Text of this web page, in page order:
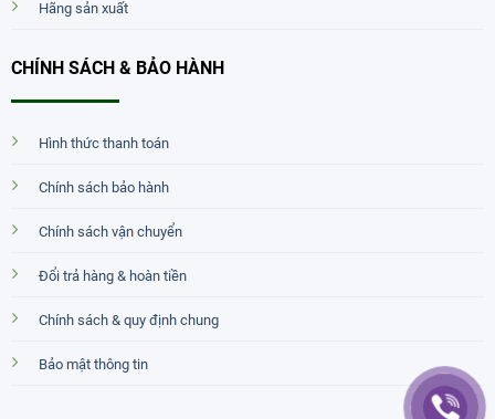
Hãng sản xuất
CHÍNH SÁCH & BẢO HÀNH
Hình thức thanh toán
Chính sách bảo hành
Chính sách vận chuyển
Đổi trả hàng & hoàn tiền
Chính sách & quy định chung
Bảo mật thông tin